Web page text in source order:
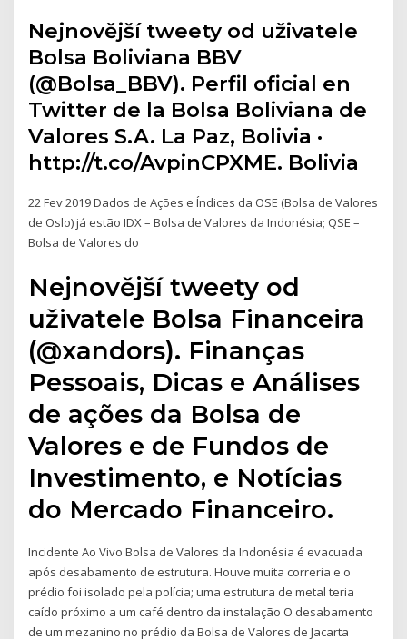
Nejnovější tweety od uživatele
Bolsa Boliviana BBV
(@Bolsa_BBV). Perfil oficial en
Twitter de la Bolsa Boliviana de
Valores S.A. La Paz, Bolivia ·
http://t.co/AvpinCPXME. Bolivia
22 Fev 2019 Dados de Ações e Índices da OSE (Bolsa de Valores
de Oslo) já estão IDX – Bolsa de Valores da Indonésia; QSE –
Bolsa de Valores do
Nejnovější tweety od
uživatele Bolsa Financeira
(@xandors). Finanças
Pessoais, Dicas e Análises
de ações da Bolsa de
Valores e de Fundos de
Investimento, e Notícias
do Mercado Financeiro.
Incidente Ao Vivo Bolsa de Valores da Indonésia é evacuada
após desabamento de estrutura. Houve muita correria e o
prédio foi isolado pela polícia; uma estrutura de metal teria
caído próximo a um café dentro da instalação O desabamento
de um mezanino no prédio da Bolsa de Valores de Jacarta